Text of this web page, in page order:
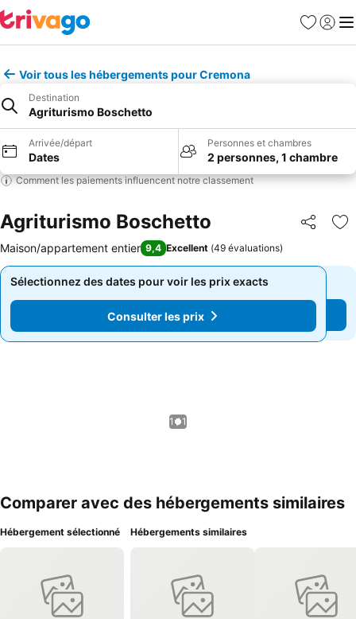
Favoris
Se
Voir tous les hébergements pour Cremona
Destination
Agriturismo Boschetto
Arrivée/départ
Dates
Personnes et chambres
2 personnes, 1 chambre
Comment les paiements influencent notre classement
Agriturismo Boschetto Partager
Maison/appartement entier 9,4 Excellent (49 évaluations)
Sélectionnez des dates pour voir les prix exacts
Consulter les prix
Sélectionnez des dates pour voir les prix exacts
Consulter les prix
1 / 1
Comparer avec des hébergements similaires
Hébergement sélectionné Hébergements similaires